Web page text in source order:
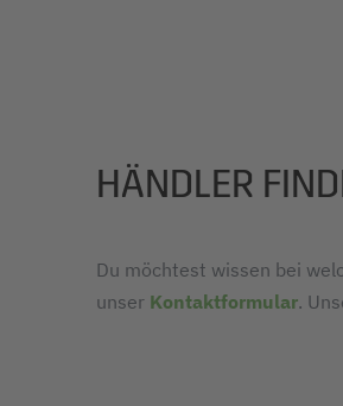
HÄNDLER
Du möchtest wissen bei
unser Kontaktformular.